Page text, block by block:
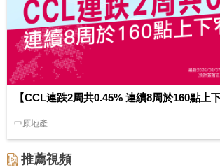
【CCL連跌2周共0.45% 連續8周於160點上
中原地產
推薦視頻